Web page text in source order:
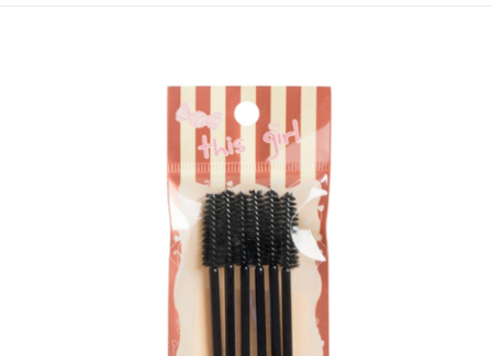
每筆NT$120，滿NT$1,999(含以上)免運費